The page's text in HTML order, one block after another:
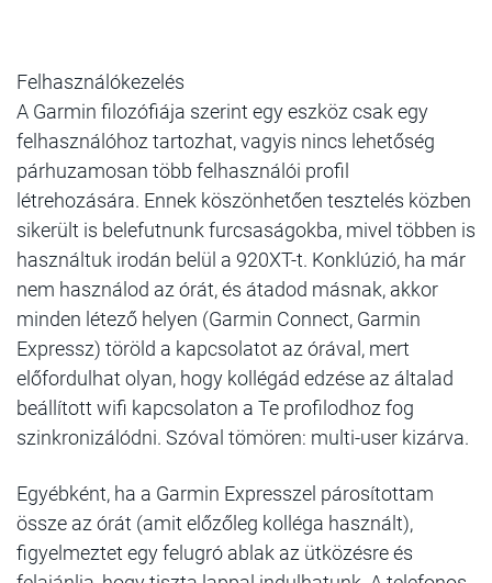
Felhasználókezelés
A Garmin filozófiája szerint egy eszköz csak egy
felhasználóhoz tartozhat, vagyis nincs lehetőség
párhuzamosan több felhasználói profil
létrehozására. Ennek köszönhetően tesztelés közben
sikerült is belefutnunk furcsaságokba, mivel többen is
használtuk irodán belül a 920XT-t. Konklúzió, ha már
nem használod az órát, és átadod másnak, akkor
minden létező helyen (Garmin Connect, Garmin
Expressz) töröld a kapcsolatot az órával, mert
előfordulhat olyan, hogy kollégád edzése az általad
beállított wifi kapcsolaton a Te profilodhoz fog
szinkronizálódni. Szóval tömören: multi-user kizárva.
Egyébként, ha a Garmin Expresszel párosítottam
össze az órát (amit előzőleg kolléga használt),
figyelmeztet egy felugró ablak az ütközésre és